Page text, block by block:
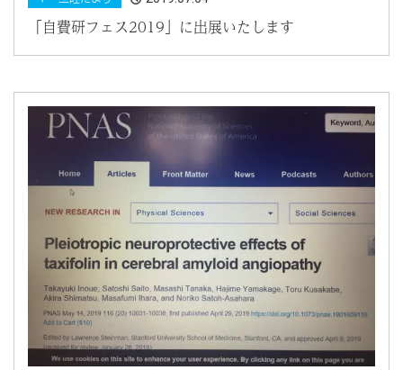
「自費研フェス2019」に出展いたします